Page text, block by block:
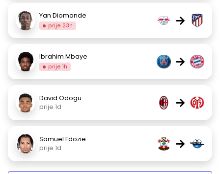
Yan Diomande
prije 23h →
Ibrahim Mbaye
prije 1h →
David Odogu
prije 1d
→
Samuel Edozie
prije 1d
→